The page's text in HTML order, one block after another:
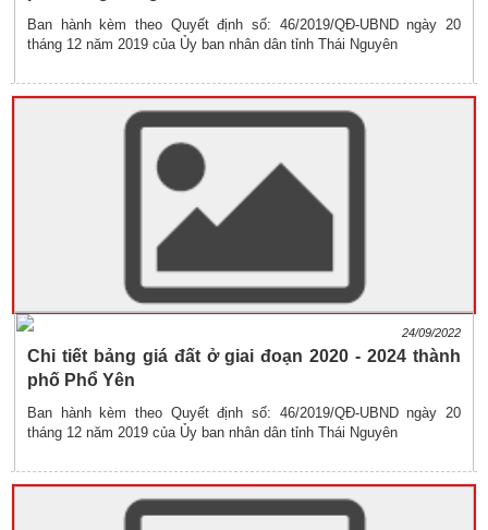
Ban hành kèm theo Quyết định số: 46/2019/QĐ-UBND ngày 20
tháng 12 năm 2019 của Ủy ban nhân dân tỉnh Thái Nguyên
24/09/2022
Chi tiết bảng giá đất ở giai đoạn 2020 - 2024 thành
phố Phổ Yên
Ban hành kèm theo Quyết định số: 46/2019/QĐ-UBND ngày 20
tháng 12 năm 2019 của Ủy ban nhân dân tỉnh Thái Nguyên